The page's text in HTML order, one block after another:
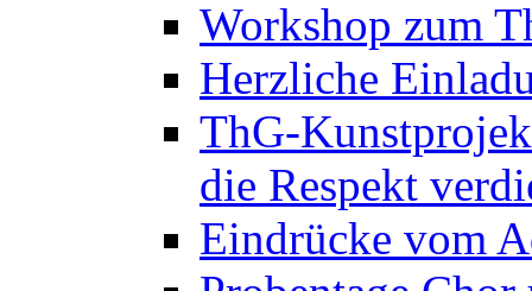
Workshop zum
Herzliche
ThG-
die Respekt
Eindrücke vom